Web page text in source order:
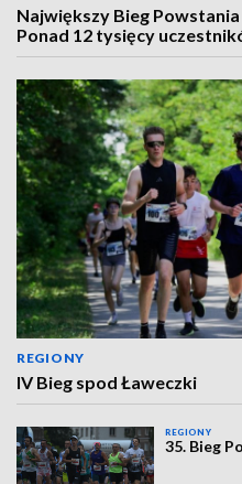
Największy Bieg
Ponad 12 tysięcy
REGIONY
IV Bieg spod Ławeczki
REGIONY
35. Bieg